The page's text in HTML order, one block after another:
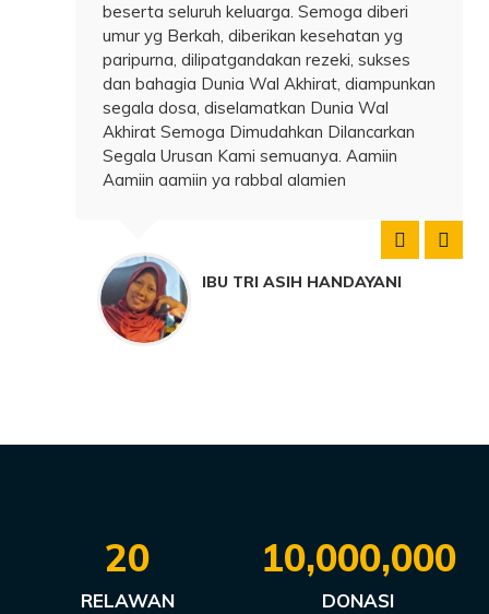
seluruh keluarga. Semoga diberi
yg Berkah, diberikan kesehatan yg
dilipatgandakan rezeki, sukses
bahagia Dunia Wal Akhirat, diampunkan
dosa, diselamatkan Dunia Wal
Semoga Dimudahkan Dilancarkan
Urusan Kami semuanya. Aamiin
aamiin ya rabbal alamien
IBU TRI ASIH HANDAYANI
dhohir
berkah
sejahtera
memberikan
anak anak
20
RELAWAN
10,000,000
DONASI